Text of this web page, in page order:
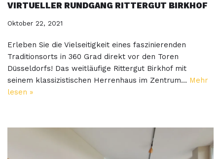
VIRTUELLER RUNDGANG RITTERGUT BIRKHOF
Oktober 22, 2021
Erleben Sie die Vielseitigkeit eines faszinierenden
Traditionsorts in 360 Grad direkt vor den Toren
Düsseldorfs! Das weitläufige Rittergut Birkhof mit
seinem klassizistischen Herrenhaus im Zentrum… Mehr
lesen »